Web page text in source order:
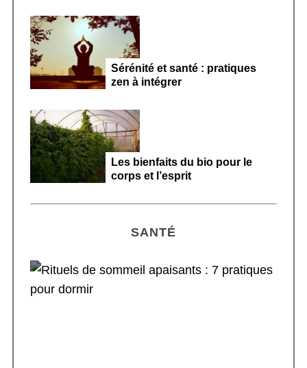
Sérénité et santé : pratiques
zen à intégrer
Les bienfaits du bio pour le
corps et l’esprit
SANTÉ